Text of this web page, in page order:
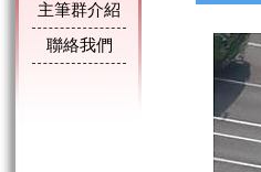
主筆群介紹
聯絡我們